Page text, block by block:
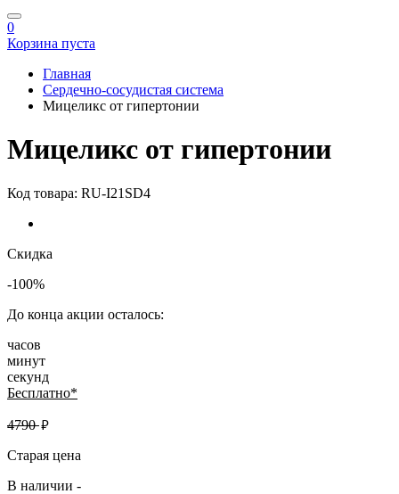
0
Корзина пуста
Главная
Сердечно-сосудистая система
Мицеликс от гипертонии
Мицеликс от гипертонии
Код товара: RU-I21SD4
Скидка
-100%
До конца акции осталось:
часов
минут
секунд
Бесплатно*
4790руб.
Старая цена
В наличии -